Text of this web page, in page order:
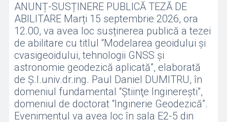
ANUNȚ-SUSȚINERE PUBLICĂ TEZĂ DE
ABILITARE Marți 15 septembrie 2026, ora
12.00, va avea loc susținerea publică a tezei
de abilitare cu titlul “Modelarea geoidului și
cvasigeoidului, tehnologii GNSS și
astronomie geodezică aplicată”, elaborată
de Ș.l.univ.dr.ing. Paul Daniel DUMITRU, în
domeniul fundamental “Ştiinţe Inginereşti”,
domeniul de doctorat “Inginerie Geodezică”.
Evenimentul va avea loc în sala E2-5 din